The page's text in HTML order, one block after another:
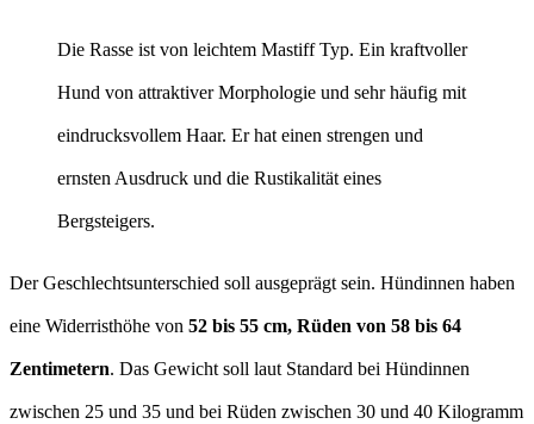
Die Rasse ist von leichtem Mastiff Typ. Ein kraftvoller
Hund von attraktiver Morphologie und sehr häufig mit
eindrucksvollem Haar. Er hat einen strengen und
ernsten Ausdruck und die Rustikalität eines
Bergsteigers.
Der Geschlechtsunterschied soll ausgeprägt sein. Hündinnen haben
eine Widerristhöhe von 52 bis 55 cm, Rüden von 58 bis 64
Zentimetern. Das Gewicht soll laut Standard bei Hündinnen
zwischen 25 und 35 und bei Rüden zwischen 30 und 40 Kilogramm